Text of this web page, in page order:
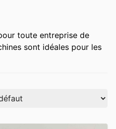
toute entreprise de
sont idéales pour les